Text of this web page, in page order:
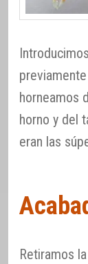
horneamos
horno y del
eran las
Retiramos